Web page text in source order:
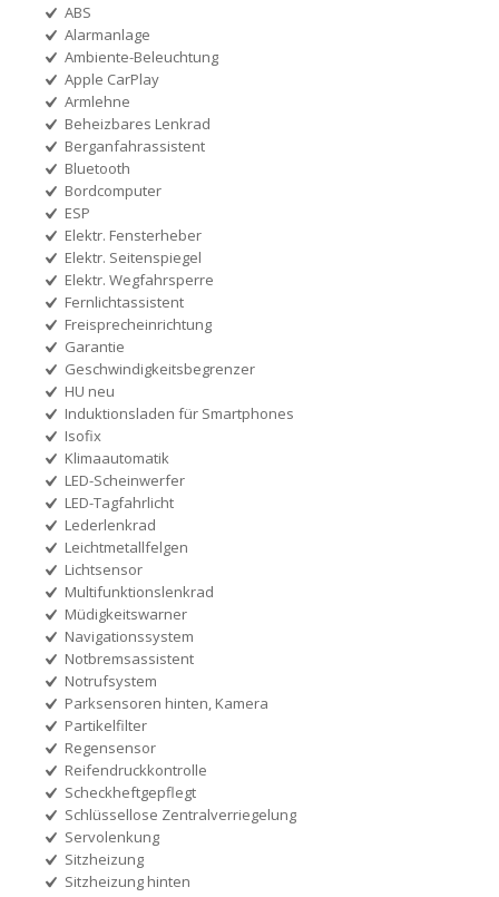
ABS
Alarmanlage
Ambiente-Beleuchtung
Apple CarPlay
Armlehne
Beheizbares Lenkrad
Berganfahrassistent
Bluetooth
Bordcomputer
ESP
Elektr. Fensterheber
Elektr. Seitenspiegel
Elektr. Wegfahrsperre
Fernlichtassistent
Freisprecheinrichtung
Garantie
Geschwindigkeitsbegrenzer
HU neu
Induktionsladen für Smartphones
Isofix
Klimaautomatik
LED-Scheinwerfer
LED-Tagfahrlicht
Lederlenkrad
Leichtmetallfelgen
Lichtsensor
Multifunktionslenkrad
Müdigkeitswarner
Navigationssystem
Notbremsassistent
Notrufsystem
Parksensoren hinten, Kamera
Partikelfilter
Regensensor
Reifendruckkontrolle
Scheckheftgepflegt
Schlüssellose Zentralverriegelung
Servolenkung
Sitzheizung
Sitzheizung hinten